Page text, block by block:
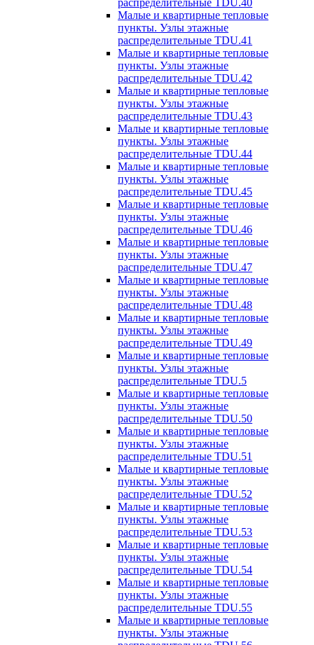
распределительные TDU.40
Малые и квартирные тепловые
пункты. Узлы этажные
распределительные TDU.41
Малые и квартирные тепловые
пункты. Узлы этажные
распределительные TDU.42
Малые и квартирные тепловые
пункты. Узлы этажные
распределительные TDU.43
Малые и квартирные тепловые
пункты. Узлы этажные
распределительные TDU.44
Малые и квартирные тепловые
пункты. Узлы этажные
распределительные TDU.45
Малые и квартирные тепловые
пункты. Узлы этажные
распределительные TDU.46
Малые и квартирные тепловые
пункты. Узлы этажные
распределительные TDU.47
Малые и квартирные тепловые
пункты. Узлы этажные
распределительные TDU.48
Малые и квартирные тепловые
пункты. Узлы этажные
распределительные TDU.49
Малые и квартирные тепловые
пункты. Узлы этажные
распределительные TDU.5
Малые и квартирные тепловые
пункты. Узлы этажные
распределительные TDU.50
Малые и квартирные тепловые
пункты. Узлы этажные
распределительные TDU.51
Малые и квартирные тепловые
пункты. Узлы этажные
распределительные TDU.52
Малые и квартирные тепловые
пункты. Узлы этажные
распределительные TDU.53
Малые и квартирные тепловые
пункты. Узлы этажные
распределительные TDU.54
Малые и квартирные тепловые
пункты. Узлы этажные
распределительные TDU.55
Малые и квартирные тепловые
пункты. Узлы этажные